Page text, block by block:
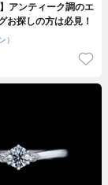
アンティーク調のエ
お探しの方は必見！
）